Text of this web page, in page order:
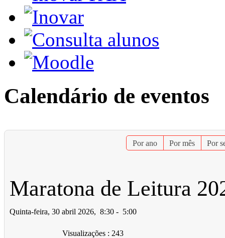
Calendário de eventos
Por ano Por mês Por
Maratona de Leitura
Quinta-feira, 30 abril 2026, 8:30 - 5:00
Visualizações: 243